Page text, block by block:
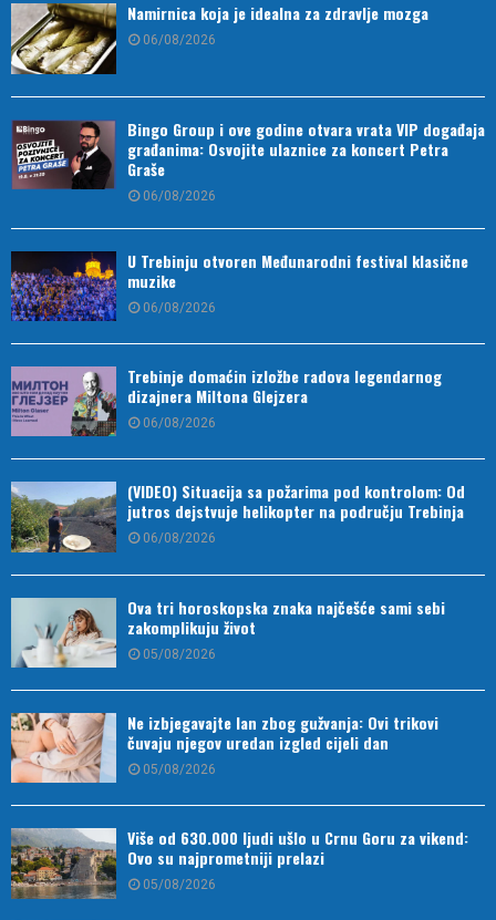
Namirnica koja je idealna za zdravlje mozga
06/08/2026
Bingo Group i ove godine otvara vrata VIP događaja
građanima: Osvojite ulaznice za koncert Petra
Graše
06/08/2026
U Trebinju otvoren Međunarodni festival klasične
muzike
06/08/2026
Trebinje domaćin izložbe radova legendarnog
dizajnera Miltona Glejzera
06/08/2026
(VIDEO) Situacija sa požarima pod kontrolom: Od
jutros dejstvuje helikopter na području Trebinja
06/08/2026
Ova tri horoskopska znaka najčešće sami sebi
zakomplikuju život
05/08/2026
Ne izbjegavajte lan zbog gužvanja: Ovi trikovi
čuvaju njegov uredan izgled cijeli dan
05/08/2026
Više od 630.000 ljudi ušlo u Crnu Goru za vikend:
Ovo su najprometniji prelazi
05/08/2026